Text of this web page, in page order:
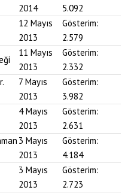
2014
5.092
12 Mayıs
2013
Gösterim:
2.579
11 Mayıs
2013
Gösterim:
2.332
7 Mayıs
2013
Gösterim:
3.982
4 Mayıs
2013
Gösterim:
2.631
3 Mayıs
2013
Gösterim:
4.184
3 Mayıs
2013
Gösterim:
2.723